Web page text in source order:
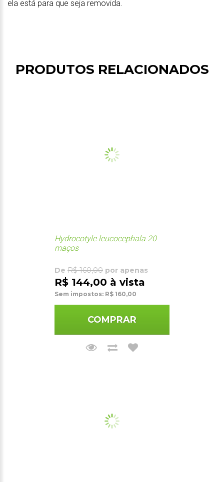
ela está para que seja removida.
PRODUTOS RELACIONADOS
Hydrocotyle leucocephala 20
maços
De R$ 160,00 por apenas
R$ 144,00 à vista
Sem impostos: R$ 160,00
COMPRAR